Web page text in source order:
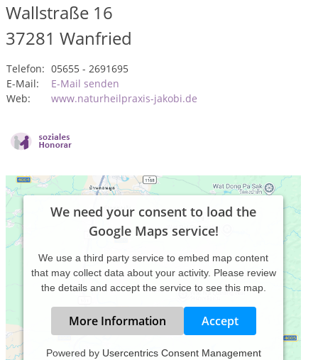
Wallstraße 16
37281 Wanfried
Telefon: 05655 - 2691695
E-Mail:
E-Mail senden
Web:
www.naturheilpraxis-jakobi.de
We need your consent to load the
Google Maps service!
We use a third party service to embed map content
that may collect data about your activity. Please review
the details and accept the service to see this map.
More Information Accept
Powered by Usercentrics Consent Management